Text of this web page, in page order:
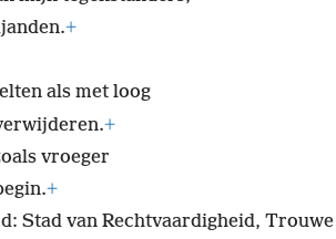
+
als met loog
+
vroeger
+
Stad van Rechtvaardigheid, Trouwe